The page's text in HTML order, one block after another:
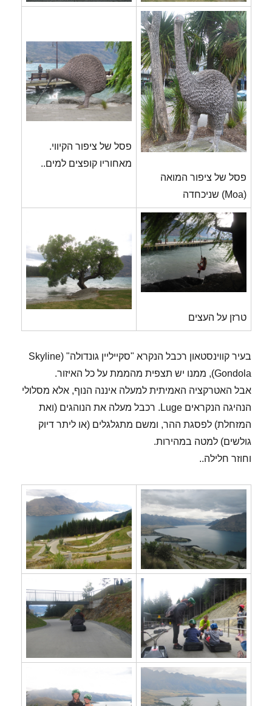
פסל של ציפור המואה
(Moa) שניכחדה
פסל של ציפור הקיווי.
מאחוריו קופצים למים..
טרזן על העצים
בעיר קווינסטאון רכבל הנקרא "סקייליין גונדולה" (Skyline
Gondola), ממנו יש תצפית מהממת על כל האיזור.
אבל האטרקציה האמיתית למעלה איננה הנוף, אלא מסלולי
הנהיגה הנקראים Luge. רכבל מעלה את הנוהגים (ואת
המזחלת) לפסגת ההר, ומשם מתגלגלים (או ליתר דיוק
גולשים) למטה במהירות.
וחוזר חלילה..